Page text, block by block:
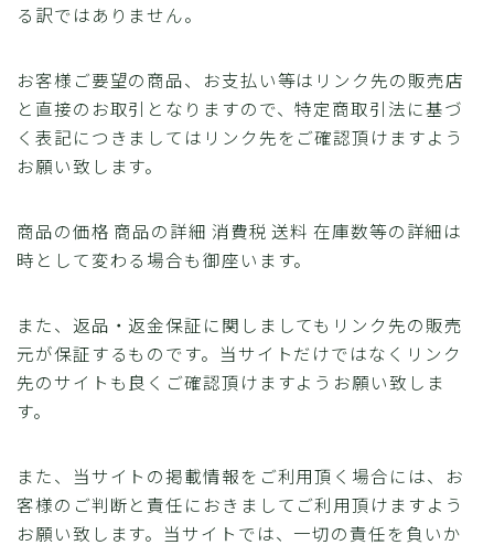
る訳ではありません。
お客様ご要望の商品、お支払い等はリンク先の販売店
と直接のお取引となりますので、特定商取引法に基づ
く表記につきましてはリンク先をご確認頂けますよう
お願い致します。
商品の価格 商品の詳細 消費税 送料 在庫数等の詳細は
時として変わる場合も御座います。
また、返品・返金保証に関しましてもリンク先の販売
元が保証するものです。当サイトだけではなくリンク
先のサイトも良くご確認頂けますようお願い致しま
す。
また、当サイトの掲載情報をご利用頂く場合には、お
客様のご判断と責任におきましてご利用頂けますよう
お願い致します。当サイトでは、一切の責任を負いか